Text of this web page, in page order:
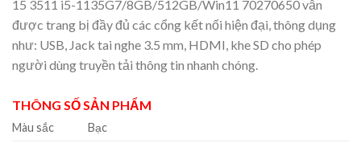
15 3511 i5-1135G7/8GB/512GB/Win11 70270650 vẫn
được trang bị đầy đủ các cổng kết nối hiện đại, thông dụng
như: USB, Jack tai nghe 3.5 mm, HDMI, khe SD cho phép
người dùng truyền tải thông tin nhanh chóng.
THÔNG SỐ SẢN PHẨM
Màu sắc
Bạc